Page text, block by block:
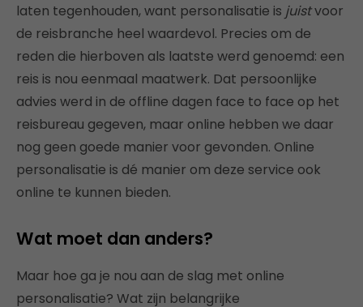
laten tegenhouden, want personalisatie is juistvoor
de reisbranche heel waardevol. Precies om de
reden die hierboven als laatste werd genoemd: een
reis is nou eenmaal maatwerk. Dat persoonlijke
advies werd in de offline dagen face to face op het
reisbureau gegeven, maar online hebben we daar
nog geen goede manier voor gevonden. Online
personalisatie is dé manier om deze service ook
online te kunnen bieden.
Wat moet dan anders?
Maar hoe ga je nou aan de slag met online
personalisatie? Wat zijn belangrijke